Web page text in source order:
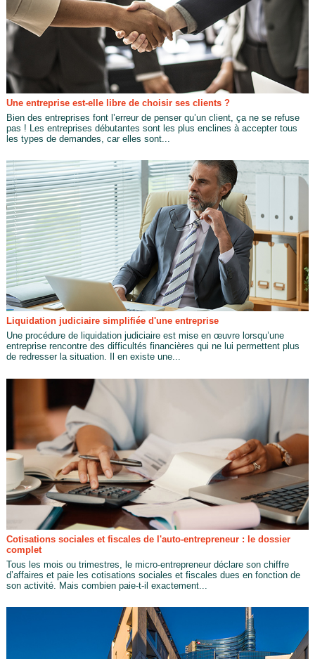
Une entreprise est-elle libre de choisir ses clients ?
Bien des entreprises font l’erreur de penser qu’un client, ça ne se refuse
pas ! Les entreprises débutantes sont les plus enclines à accepter tous
les types de demandes, car elles sont...
Liquidation judiciaire simplifiée d'une entreprise
Une procédure de liquidation judiciaire est mise en œuvre lorsqu’une
entreprise rencontre des difficultés financières qui ne lui permettent plus
de redresser la situation. Il en existe une...
Cotisations sociales et fiscales de l'auto-entrepreneur : le dossier
complet
Tous les mois ou trimestres, le micro-entrepreneur déclare son chiffre
d’affaires et paie les cotisations sociales et fiscales dues en fonction de
son activité. Mais combien paie-t-il exactement...